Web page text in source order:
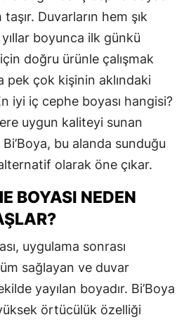
Duvarların hem şık
boyunca ilk günkü
doğru ürünle çalışmak
pek çok kişinin aklındaki
iyi iç cephe boyası hangisi?
uygun kaliteyi sunan
bu alanda sunduğu
olarak öne çıkar.
BOYASI NEDEN
uygulama sonrası
sağlayan ve duvar
yayılan boyadır. Bi’Boya
örtücülük özelliği